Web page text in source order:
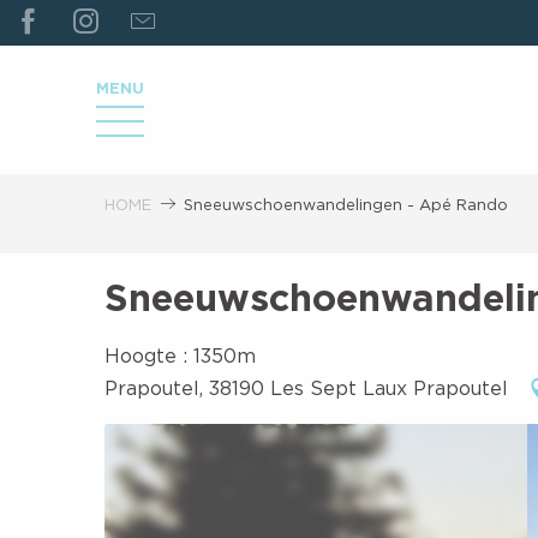
ALLER
AU
PRINCIPAL
MENU
HOME Sneeuwschoenwandelingen - Apé Rando
Hoogte : 1350m
Prapoutel, 38190 Les Sept Laux Prapoutel